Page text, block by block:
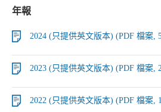
年報
2024 (只提供英文版本) (PDF 檔案,
2023 (只提供英文版本) (PDF 檔案,
2022 (只提供英文版本) (PDF 檔案,